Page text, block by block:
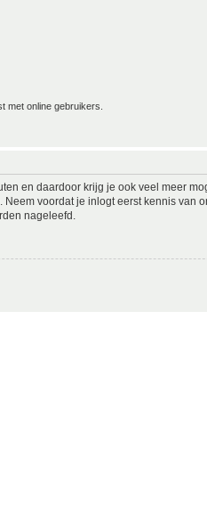
met online gebruikers.
en daardoor krijg je ook veel meer
voordat je inlogt eerst kennis van
nageleefd.